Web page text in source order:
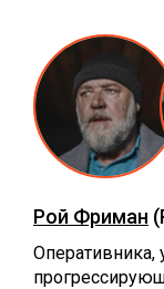
Рой Фриман